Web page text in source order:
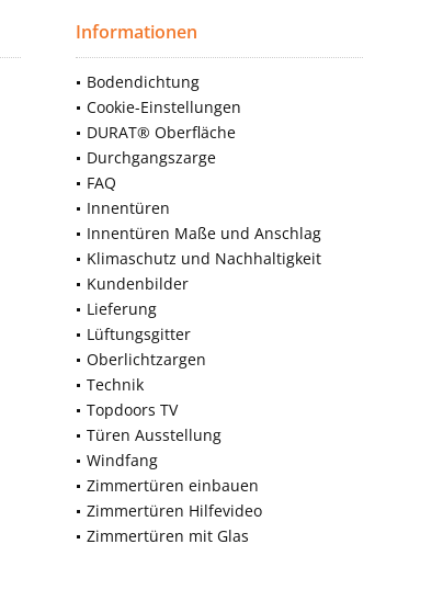
Informationen
Bodendichtung
Cookie-Einstellungen
DURAT® Oberfläche
Durchgangszarge
FAQ
Innentüren
Innentüren Maße und Anschlag
Klimaschutz und Nachhaltigkeit
Kundenbilder
Lieferung
Lüftungsgitter
Oberlichtzargen
Technik
Topdoors TV
Türen Ausstellung
Windfang
Zimmertüren einbauen
Zimmertüren Hilfevideo
Zimmertüren mit Glas